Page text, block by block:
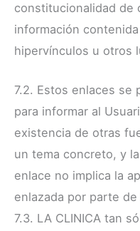
constitucionalidad de
información
hipervínculos u otros
7.2. Estos enlaces se
para informar al
existencia de otras
un tema concreto, y
enlace no implica la
enlazada por parte de
7.3. LA CLINICA tan